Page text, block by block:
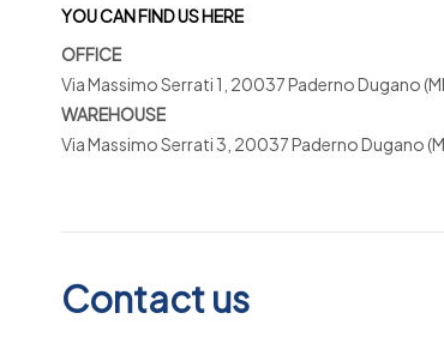
YOU CAN FIND US HERE
OFFICE
Via Massimo Serrati 1, 20037 Paderno Dugano
WAREHOUSE
Via Massimo Serrati 3, 20037 Paderno Dugano
Contact us